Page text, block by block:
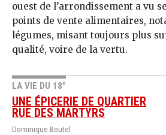
ouest de l’arrondissement a vu
points de vente alimentaires,
légumes, misant toujours plus
qualité, voire de la vertu.
LA VIE DU 18e
UNE ÉPICERIE DE QUARTIER
RUE DES MARTYRS
Dominique Boutel